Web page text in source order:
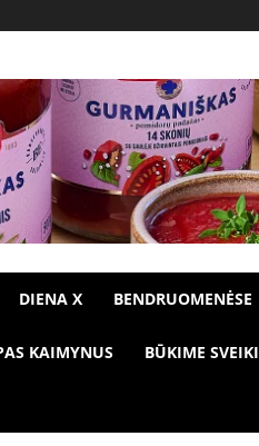
DIENA X BENDRUOMENĖSE
KAIMYNUS BŪKIME SVEIKI